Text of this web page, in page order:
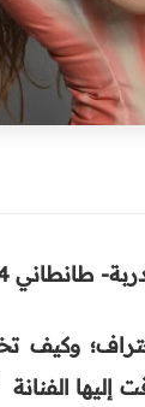
طانطاني 24
وكيف
الفنانة